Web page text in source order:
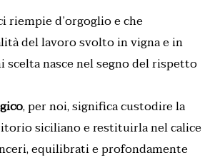
riempie d’orgoglio e che
del lavoro svolto in vigna e in
scelta nasce nel segno del rispetto
, per noi, significa custodire la
siciliano e restituirla nel calice
equilibrati e profondamente